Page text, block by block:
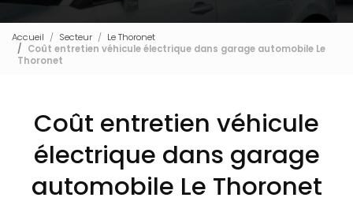
Accueil Secteur
Le Thoronet
Coût entretien véhicule électrique dans garage automobile Le
Thoronet
Coût entretien véhicule
électrique dans garage
automobile Le Thoronet